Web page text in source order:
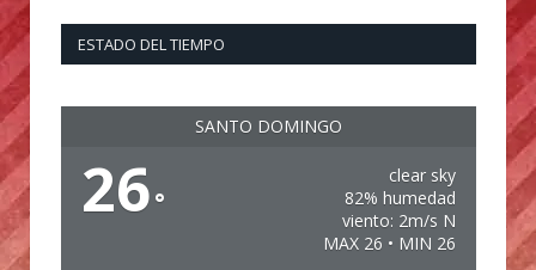
ESTADO DEL TIEMPO
SANTO DOMINGO
26°
clear sky
82% humedad
viento: 2m/s N
MAX 26 • MIN 26